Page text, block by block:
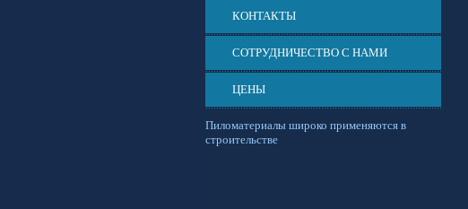
КОНТАКТЫ
СОТРУДНИЧЕСТВО С НАМИ
ЦЕНЫ
Пиломатериалы широко применяются в
строительстве